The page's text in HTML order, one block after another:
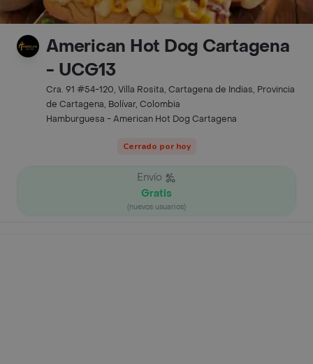
American Hot Dog Cartagena
- UCG13
Cra. 91 #54-120, Villa Rosita, Cartagena de Indias, Provincia
de Cartagena, Bolívar, Colombia
Hamburguesa - American Hot Dog Cartagena
Cerrado por hoy
Envío
Gratis
(nuevos usuarios)